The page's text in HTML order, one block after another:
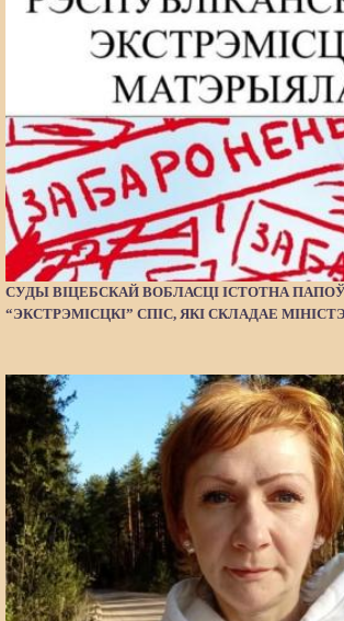
СУДЫ ВІЦЕБСКАЙ ВОБЛАСЦІ ІСТОТНА
“ЭКСТРЭМІСЦКІ” СПІС, ЯКІ СКЛАДАЕ